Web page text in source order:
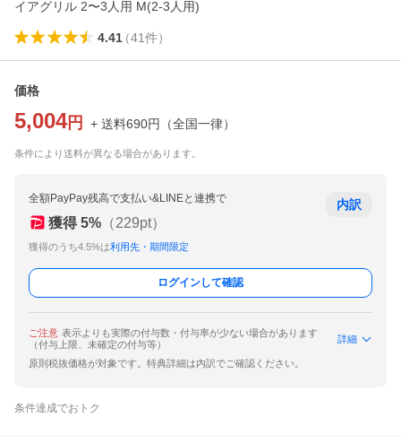
イアグリル 2〜3人用 M(2-3人用)
4.41（41件）
価格
5,004円 + 送料690円 （全国一律）
条件により送料が異なる場合があります。
全額PayPay残高で支払い&LINEと連携で
獲得 5% （229pt）
獲得のうち4.5%は利用先・期間限定
内訳
ログインして確認
ご注意 表示よりも実際の付与数・付与率が少ない場合があります
（付与上限、未確定の付与等）
詳細
原則税抜価格が対象です。特典詳細は内訳でご確認ください。
条件達成でおトク